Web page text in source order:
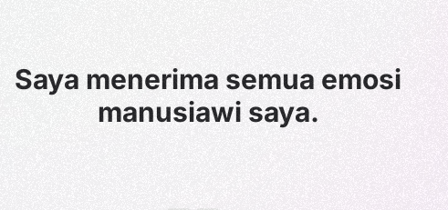
Saya menerima semua emosi
manusiawi saya.